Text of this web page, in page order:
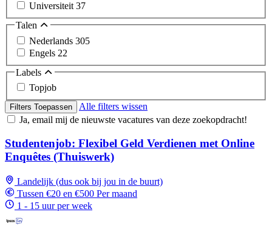
Universiteit 37
Talen
Nederlands 305
Engels 22
Labels
Topjob
Filters Toepassen
Alle filters wissen
Ja, email mij de nieuwste vacatures van deze zoekopdracht!
Studentenjob: Flexibel Geld Verdienen met Online
Enquêtes (Thuiswerk)
Landelijk (dus ook bij jou in de buurt)
Tussen €20 en €500 Per maand
1 - 15 uur per week